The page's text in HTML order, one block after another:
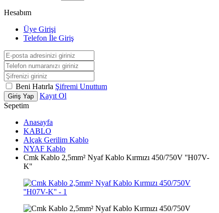
Hesabım
Üye Girişi
Telefon İle Giriş
Beni Hatırla Şifremi Unuttum
Giriş Yap
Kayıt Ol
Sepetim
Anasayfa
KABLO
Alçak Gerilim Kablo
NYAF Kablo
Cmk Kablo 2,5mm² Nyaf Kablo Kırmızı 450/750V ''H07V-
K''